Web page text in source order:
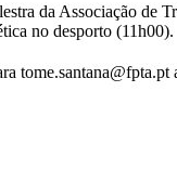
da Associação de
no desporto (11h00).